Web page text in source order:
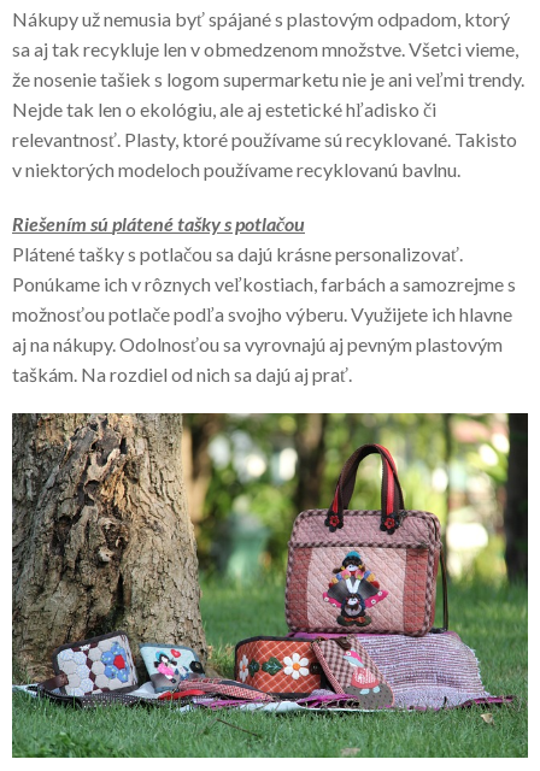
Nákupy už nemusia byť spájané s plastovým odpadom, ktorý
sa aj tak recykluje len v obmedzenom množstve. Všetci vieme,
že nosenie tašiek s logom supermarketu nie je ani veľmi trendy.
Nejde tak len o ekológiu, ale aj estetické hľadisko či
relevantnosť. Plasty, ktoré používame sú recyklované. Takisto
v niektorých modeloch používame recyklovanú bavlnu.
Riešením sú plátené tašky s potlačou
Plátené tašky s potlačou sa dajú krásne personalizovať.
Ponúkame ich v rôznych veľkostiach, farbách a samozrejme s
možnosťou potlače podľa svojho výberu. Využijete ich hlavne
aj na nákupy. Odolnosťou sa vyrovnajú aj pevným plastovým
taškám. Na rozdiel od nich sa dajú aj prať.